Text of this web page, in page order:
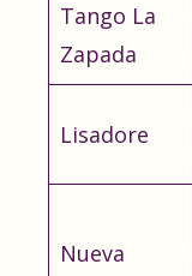
Tango La
Zapada
Lisadore
Nueva